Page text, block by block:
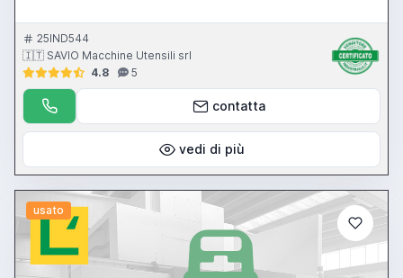
25IND544
🇮🇹 SAVIO Macchine Utensili srl
4.8
5
contatta
vedi di più
usato